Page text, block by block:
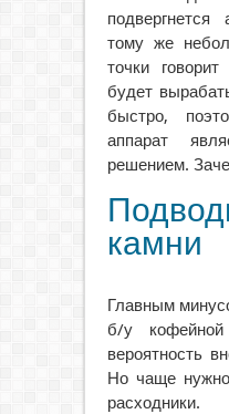
тому же
точки
будет
быстро,
аппарат
решением.
камни
Главным
б/у кофейной
вероятность
Но чаще